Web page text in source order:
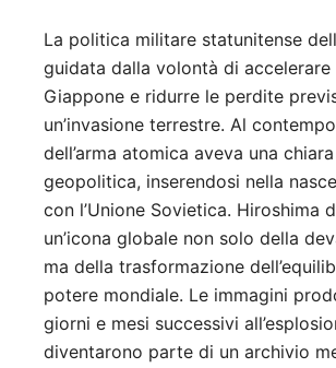
La politica militare statunitense
guidata dalla volontà di accelerare
Giappone e ridurre le perdite
un’invasione terrestre. Al
dell’arma atomica aveva una
geopolitica, inserendosi nella
con l’Unione Sovietica. Hiroshima
un’icona globale non solo della
ma della trasformazione
potere mondiale. Le immagini
giorni e mesi successivi
diventarono parte di un archivio